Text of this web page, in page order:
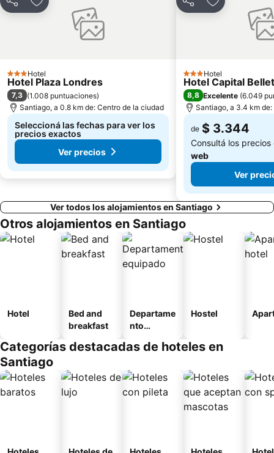
CompartirAñadir a favoritos
3 Estrellas
Hotel
Hotel Plaza Londres
7,3 (1.008 puntuaciones)
Santiago, a 0.8 km de: Centro de la ciudad
Seleccioná las fechas para ver los
precios exactos
Ver precios
CompartirAñadir a
3 Estrellas
Hotel
Hotel Capital Bellet
8,8 Excelente (6.049
Santiago, a 3.4 km
de $ 3.344
Consultá los
web
Ver
Ver todos los alojamientos en Santiago
Otros alojamientos en Santiago
Hotel
Bed and
breakfast
Departame
nto
Hostel
Categorías destacadas de hoteles en
Santiago